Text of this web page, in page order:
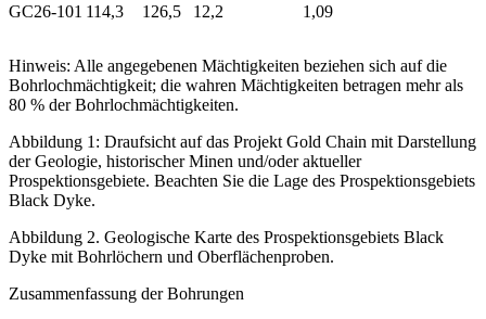
GC26-101 114,3 126,5 12,2 1,09
Hinweis: Alle angegebenen Mächtigkeiten beziehen sich auf die
Bohrlochmächtigkeit; die wahren Mächtigkeiten betragen mehr als
80 % der Bohrlochmächtigkeiten.
Abbildung 1: Draufsicht auf das Projekt Gold Chain mit Darstellung
der Geologie, historischer Minen und/oder aktueller
Prospektionsgebiete. Beachten Sie die Lage des Prospektionsgebiets
Black Dyke.
Abbildung 2. Geologische Karte des Prospektionsgebiets Black
Dyke mit Bohrlöchern und Oberflächenproben.
Zusammenfassung der Bohrungen